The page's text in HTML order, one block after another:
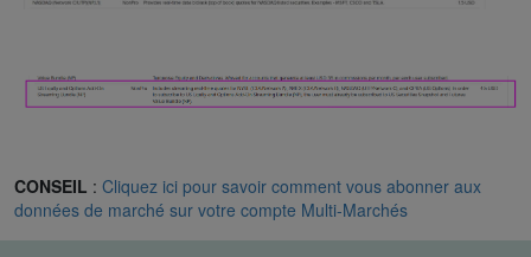
CONSEIL : Cliquez ici pour savoir comment vous abonner aux
données de marché sur votre compte Multi-Marchés